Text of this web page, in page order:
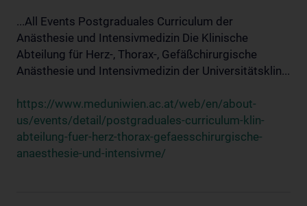
...All Events Postgraduales Curriculum der
Anästhesie und Intensivmedizin Die Klinische
Abteilung für Herz-, Thorax-, Gefäßchirurgische
Anästhesie und Intensivmedizin der Universitätsklin...
https://www.meduniwien.ac.at/web/en/about-
us/events/detail/postgraduales-curriculum-klin-
abteilung-fuer-herz-thorax-gefaesschirurgische-
anaesthesie-und-intensivme/